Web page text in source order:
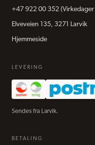
+47 922 00 352 (Virkedager
Elveveien 135, 3271 Larvik
Hjemmeside
LEVERING
Sendes fra Larvik.
BETALING